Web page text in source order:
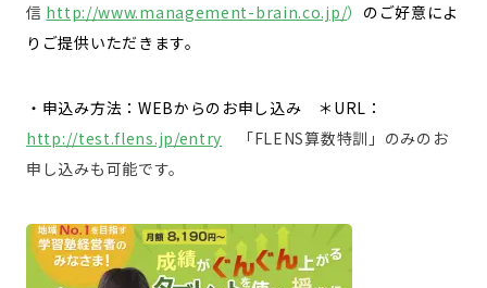
信 http://www.management-brain.co.jp/） のご好意によ
りご提供いただきます。
・申込み方法：WEBからのお申し込み ＊URL：
http://test.flens.jp/entry 「FLENS算数特訓」のみのお
申し込みも可能です。